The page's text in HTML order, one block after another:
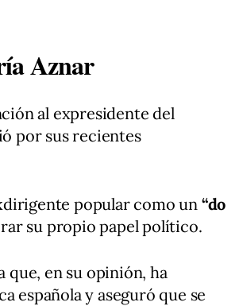
Aznar
al expresidente del
por sus recientes
popular como un “do
su propio papel político.
que, en su opinión, ha
española y aseguró que se